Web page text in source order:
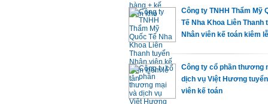
Công ty TNHH Thẩm Mỹ
Tế Nha Khoa Liên Thanh
Nhân viên kế toán kiêm
Công ty cổ phần thương
dịch vụ Việt Hương
viên kế toán